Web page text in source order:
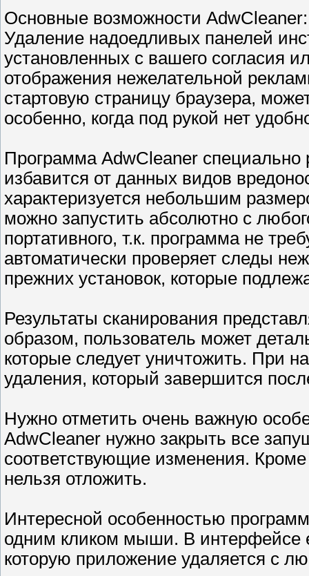
Основные возможности AdwCleaner:
Удаление надоедливых панелей
установленных с вашего согласия
отображения нежелательной
стартовую страницу браузера,
особенно, когда под рукой нет
Программа AdwCleaner специально
избавится от данных видов
характеризуется небольшим
можно запустить абсолютно с
портативного, т.к. программа не
автоматически проверяет следы
прежних установок, которые
Результаты сканирования
образом, пользователь может
которые следует уничтожить. При
удаления, который завершится
Нужно отметить очень важную
AdwCleaner нужно закрыть все
соответствующие изменения. Кроме
нельзя отложить.
Интересной особенностью
одним кликом мыши. В интерфейсе
которую приложение удаляется с